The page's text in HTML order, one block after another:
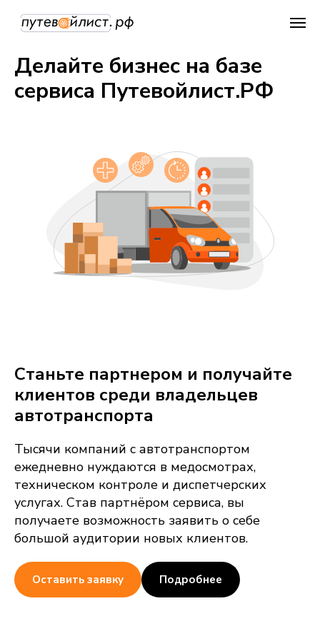
Делайте бизнес на базе
сервиса Путевойлист.РФ
Станьте партнером и получайте
клиентов среди владельцев
автотранспорта
Тысячи компаний с автотранспортом
ежедневно нуждаются в медосмотрах,
техническом контроле и диспетчерских
услугах. Став партнёром сервиса, вы
получаете возможность заявить о себе
большой аудитории новых клиентов.
Оставить заявку Подробнее